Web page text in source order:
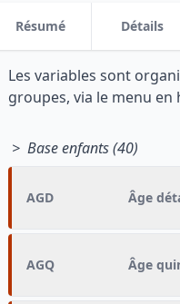
Résumé Détails
Les variables sont
groupes, via le menu en
> Base enfants (40)
AGD Âge
AGQ Âge